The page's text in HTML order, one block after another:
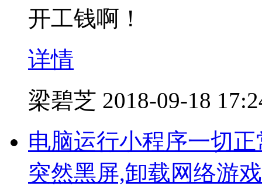
开工钱啊！
详情
梁碧芝 2018-09-18
电脑运行小程序一切
突然黑屏,卸载网络游